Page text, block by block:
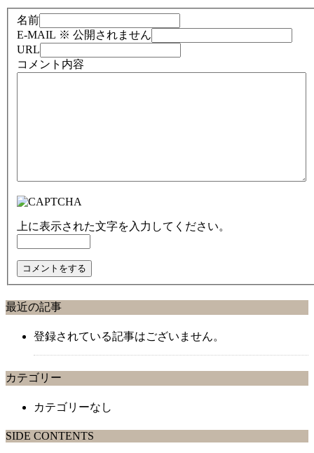
名前
E-MAIL ※ 公開されません
URL
コメント内容
上に表示された文字を入力してください。
最近の記事
登録されている記事はございません。
カテゴリー
カテゴリーなし
SIDE CONTENTS